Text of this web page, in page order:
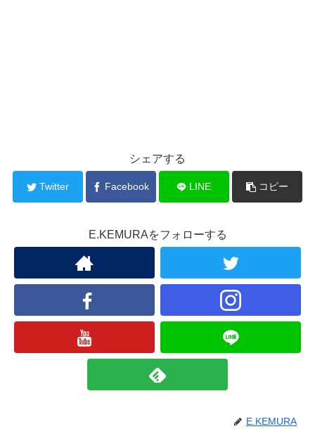
シェアする
Twitter Facebook LINE コピー
E.KEMURAをフォローする
E.KEMURA